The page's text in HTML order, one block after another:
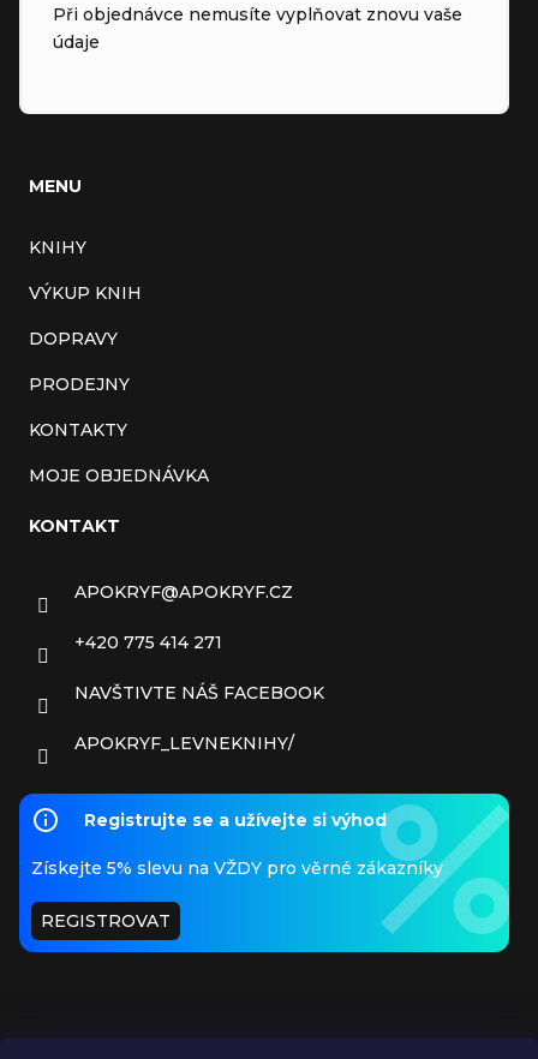
Při objednávce nemusíte vyplňovat znovu vaše
údaje
MENU
KNIHY
VÝKUP KNIH
DOPRAVY
PRODEJNY
KONTAKTY
MOJE OBJEDNÁVKA
KONTAKT
APOKRYF@APOKRYF.CZ
+420 775 414 271
NAVŠTIVTE NÁŠ FACEBOOK
APOKRYF_LEVNEKNIHY/
Registrujte se a užívejte si výhod
Získejte 5% slevu na VŽDY pro věrné zákazníky
REGISTROVAT